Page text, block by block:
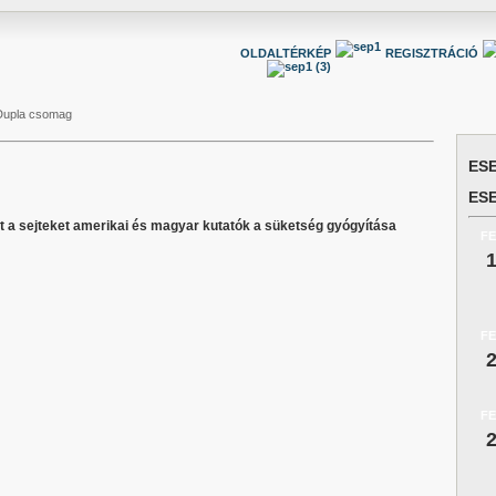
REGISZTRÁCIÓ
OLDALTÉRKÉP
csomag
a sejteket amerikai és magyar kutatók a süketség gyógyítása